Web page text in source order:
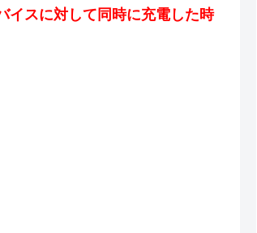
イスに対して同時に充電した時